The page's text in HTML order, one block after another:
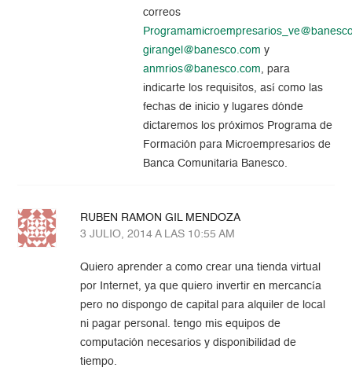
correos
girangel@banesco.com y
anmrios@banesco.com , para
indicarte los requisitos, así como las
fechas de inicio y lugares dónde
dictaremos los próximos Programa de
Formación para Microempresarios de
Banca Comunitaria Banesco.
RUBEN RAMON GIL MENDOZA
3 JULIO, 2014 A LAS 10:55 AM
Quiero aprender a como crear una tienda virtual
por Internet, ya que quiero invertir en mercancía
pero no dispongo de capital para alquiler de local
ni pagar personal. tengo mis equipos de
computación necesarios y disponibilidad de
tiempo.